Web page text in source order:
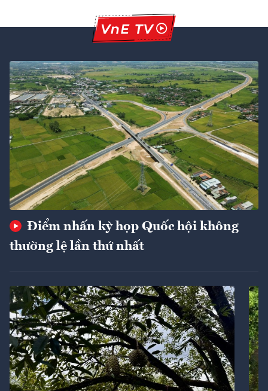
Điểm nhấn kỳ họp Quốc hội không
thường lệ lần thứ nhất